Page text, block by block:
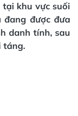
khu vực suối
đang được đưa
danh tính, sau
táng.